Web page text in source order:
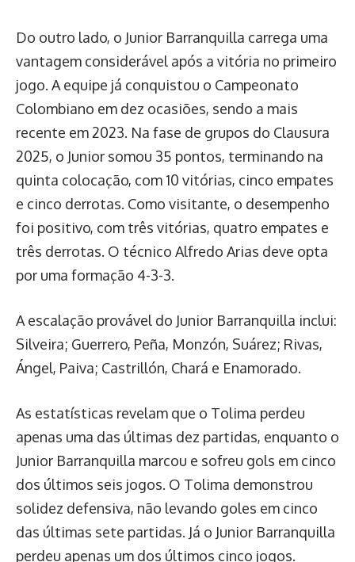
Do outro lado, o Junior Barranquilla carrega uma
vantagem considerável após a vitória no primeiro
jogo. A equipe já conquistou o Campeonato
Colombiano em dez ocasiões, sendo a mais
recente em 2023. Na fase de grupos do Clausura
2025, o Junior somou 35 pontos, terminando na
quinta colocação, com 10 vitórias, cinco empates
e cinco derrotas. Como visitante, o desempenho
foi positivo, com três vitórias, quatro empates e
três derrotas. O técnico Alfredo Arias deve opta
por uma formação 4-3-3.
A escalação provável do Junior Barranquilla inclui:
Silveira; Guerrero, Peña, Monzón, Suárez; Rivas,
Ángel, Paiva; Castrillón, Chará e Enamorado.
As estatísticas revelam que o Tolima perdeu
apenas uma das últimas dez partidas, enquanto o
Junior Barranquilla marcou e sofreu gols em cinco
dos últimos seis jogos. O Tolima demonstrou
solidez defensiva, não levando goles em cinco
das últimas sete partidas. Já o Junior Barranquilla
perdeu apenas um dos últimos cinco jogos.